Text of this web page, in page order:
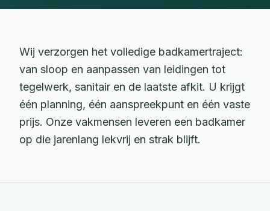
Wij verzorgen het volledige badkamertraject:
van sloop en aanpassen van leidingen tot
tegelwerk, sanitair en de laatste afkit. U krijgt
één planning, één aanspreekpunt en één vaste
prijs. Onze vakmensen leveren een badkamer
op die jarenlang lekvrij en strak blijft.